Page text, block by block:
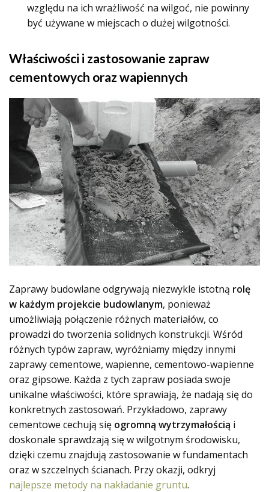
względu na ich wrażliwość na wilgoć, nie powinny
być używane w miejscach o dużej wilgotności.
Właściwości i zastosowanie zapraw
cementowych oraz wapiennych
Zaprawy budowlane odgrywają niezwykle istotną rolę
w każdym projekcie budowlanym, ponieważ
umożliwiają połączenie różnych materiałów, co
prowadzi do tworzenia solidnych konstrukcji. Wśród
różnych typów zapraw, wyróżniamy między innymi
zaprawy cementowe, wapienne, cementowo-wapienne
oraz gipsowe. Każda z tych zapraw posiada swoje
unikalne właściwości, które sprawiają, że nadają się do
konkretnych zastosowań. Przykładowo, zaprawy
cementowe cechują się ogromną wytrzymałością i
doskonale sprawdzają się w wilgotnym środowisku,
dzięki czemu znajdują zastosowanie w fundamentach
oraz w szczelnych ścianach. Przy okazji, odkryj
najlepsze metody na nakładanie gruntu.